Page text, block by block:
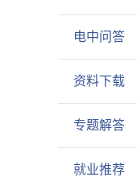
电中问答
资料下载
专题解答
就业推荐